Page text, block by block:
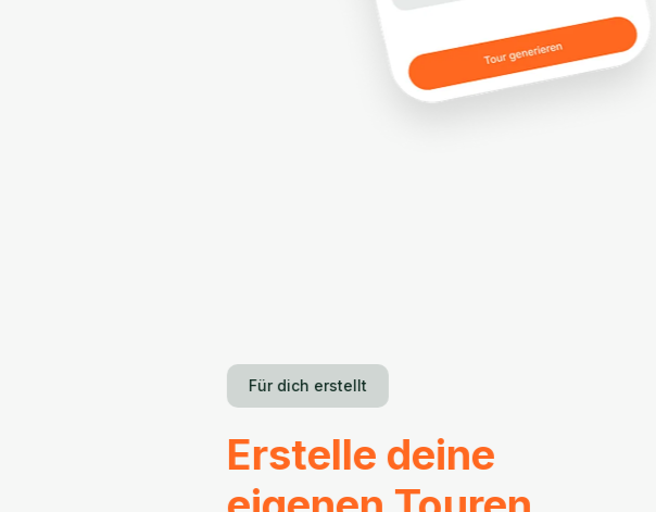
Für dich erstellt
Erstelle deine